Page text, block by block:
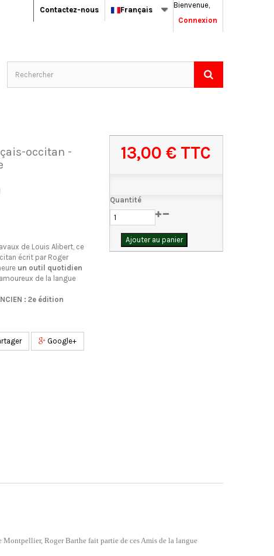
Bienvenue,
Connexion
Français
Contactez-nous
occitan -
de Louis Alibert, ce
écrit par Roger
un outil quotidien
de la langue
: 2e édition
Google+
13,00 €TTC
Quantité
Ajouter au panier
Roger Barthe fait partie de ces Amis de la langue